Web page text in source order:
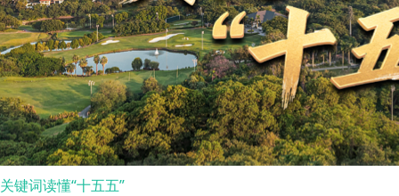
关键词读懂“十五五”